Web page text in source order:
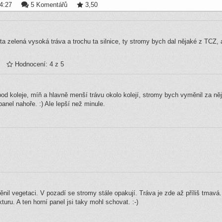
5 Komentářů 3,50
zelená vysoká tráva a trochu ta silnice, ty stromy bych dal nějaké z TCZ,
Hodnocení: 4 z 5
koleje, míň a hlavně menší trávu okolo kolejí, stromy bych vyměnil za
nahoře. :) Ale lepší než minule.
vegetaci. V pozadí se stromy stále opakují. Tráva je zde až příliš
A ten horní panel jsi taky mohl schovat. :-)